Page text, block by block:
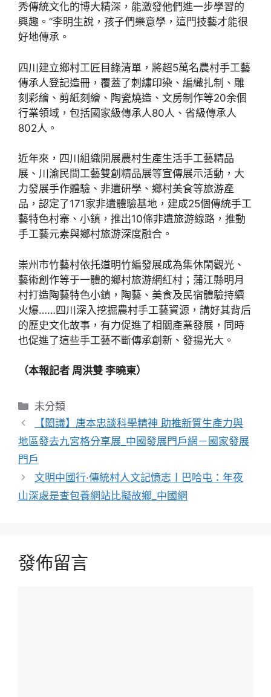
秀傳統文化的博大精深，能激發他們進一步學習的
興趣。”李明生說，孩子們樂意學，這門技藝才能很
好地傳承。
四川建立鄉村工匠目錄清單，將超5萬名農村手工藝
傳承人登記造冊，覆蓋了刺繡印染、編織扎制、雕
刻彩繪、剪紙刻繪、陶瓷燒造、文房制作等20余個
行業領域，包括國家級傳承人80人、省級傳承人
802人。
近年來，四川組織開展農村生產生活手工藝精品
展、川渝民間工藝雙創精品展等宣傳展示活動，大
力發展手作體驗、非遺研學、鄉村美食等旅游產
品，認定了171家非遺體驗基地，建成25個傳統手工
藝特色村寨、小鎮，推出10條非遺旅游線路，推動
手工藝元素與鄉村旅游深度融合。
崇州市竹藝村依托道明竹編發展成為集休閑觀光、
藝術創作等于一體的鄉村旅游網紅村；蒲江縣明月
村打造陶藝特色小鎮，陶藝、美食及民宿體驗持續
火爆……四川深入挖掘農村手工藝資源，講好其背后
的歷史文化故事，有力促進了相關產業發展，同時
也促進了這些手工藝不斷傳承創新、發揚光大。
（本報記者 周洪雙 李曉東）
分
類
未分類
【閎議】唐本忠談科學精神 助推新質生產力與
地區發去九宮格分享展_中國發展門戶網－國家發展
門戶
文明中國行·傳統村人文記憶志丨巴哈屯：年夜
山深處是查包養網站比擬故鄉_中國網
發佈留言